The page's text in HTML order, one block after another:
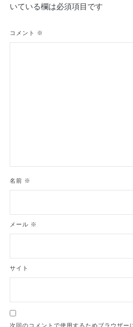
ョ
いている欄は必須項目です
コメント ※
名前 ※
メール ※
サイト